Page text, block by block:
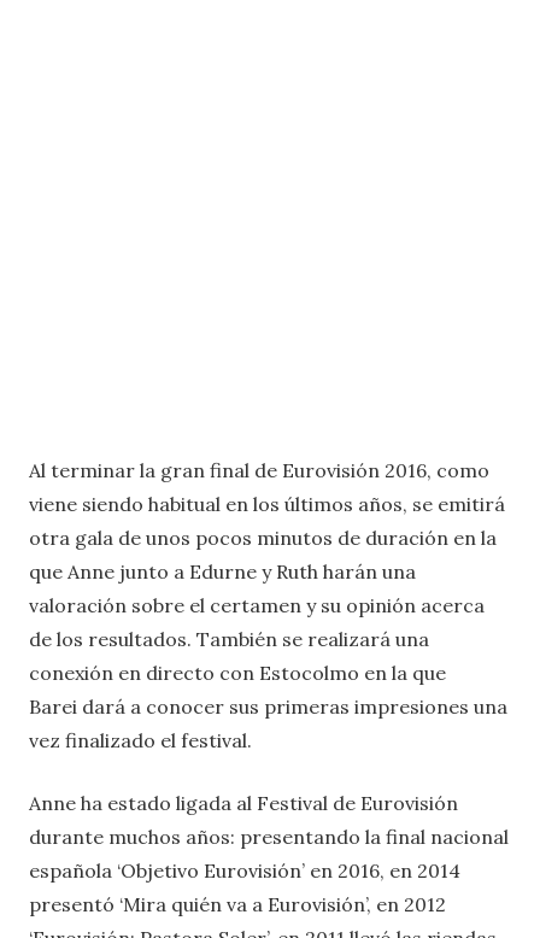
Al terminar la gran final de Eurovisión 2016, como
viene siendo habitual en los últimos años, se emitirá
otra gala de unos pocos minutos de duración en la
que Anne junto a Edurne y Ruth harán una
valoración sobre el certamen y su opinión acerca
de los resultados. También se realizará una
conexión en directo con Estocolmo en la que
Barei dará a conocer sus primeras impresiones una
vez finalizado el festival.
Anne ha estado ligada al Festival de Eurovisión
durante muchos años: presentando la final nacional
española ‘Objetivo Eurovisión’ en 2016, en 2014
presentó ‘Mira quién va a Eurovisión’, en 2012